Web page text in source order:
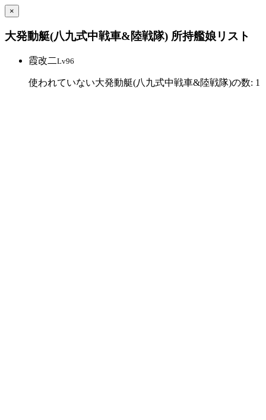
×
大発動艇(八九式中戦車&陸戦隊) 所持艦娘リスト
霞改二Lv96
使われていない大発動艇(八九式中戦車&陸戦隊)の数: 1